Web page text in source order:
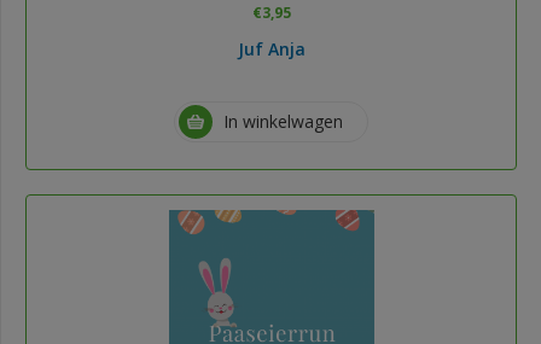
€3,95
Juf Anja
In winkelwagen